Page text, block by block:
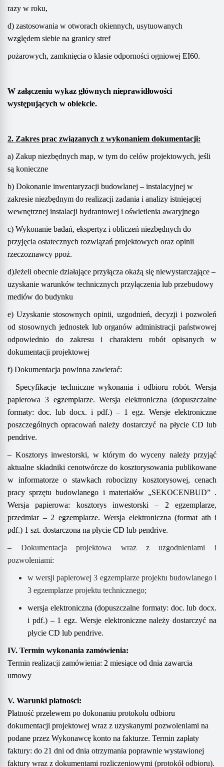
razy w roku,
d) zastosowania w otworach okiennych, usytuowanych
względem siebie na granicy stref
pożarowych, zamknięcia o klasie odporności ogniowej EI60.
W załączeniu wykaz głównych nieprawidłowości
występujących w obiekcie.
2. Zakres prac związanych z wykonaniem dokumentacji:
a) Zakup niezbędnych map, w tym do celów projektowych, jeśli
są konieczne
b) Dokonanie inwentaryzacji budowlanej – instalacyjnej w
zakresie niezbędnym do realizacji zadania i analizy istniejącej
wewnętrznej instalacji hydrantowej i oświetlenia awaryjnego
c) Wykonanie badań, ekspertyz i obliczeń niezbędnych do
przyjęcia ostatecznych rozwiązań projektowych oraz opinii
rzeczoznawcy ppoż.
d)Jeżeli obecnie działające przyłącza okażą się niewystarczające –
uzyskanie warunków technicznych przyłączenia lub przebudowy
mediów do budynku
e)Uzyskaniestosownych opinii, uzgodnień, decyzji i pozwoleń
od stosownych jednostek lub organów administracji państwowej
odpowiednio do zakresu i charakteru robót opisanych w
dokumentacji projektowej
f) Dokumentacja powinna zawierać:
– Specyfikacje techniczne wykonania i odbioru robót. Wersja
papierowa 3egzemplarze.Wersja elektroniczna (dopuszczalne
formaty: doc. lub docx. i pdf.) – 1 egz. Wersje elektroniczne
poszczególnych opracowań należy dostarczyć na płycie CD lub
pendrive.
– Kosztorys inwestorski, w którym do wyceny należy przyjąć
aktualne składniki cenotwórcze do kosztorysowania publikowane
w informatorze o stawkach robocizny kosztorysowej, cenach
pracy sprzętu budowlanego i materiałów„SEKOCENBUD”.
Wersja papierowa: kosztorys inwestorski – 2 egzemplarze,
przedmiar – 2 egzemplarze. Wersja elektroniczna (format ath i
pdf.) 1 szt. dostarczona na płycie CD lub pendrive.
– Dokumentacja projektowawraz z uzgodnieniamii
pozwoleniami:
w wersji papierowej 3 egzemplarze projektu budowlanego i
3 egzemplarze projektu technicznego;
wersja elektroniczna (dopuszczalne formaty: doc. lub docx.
i pdf.) – 1 egz. Wersje elektroniczne należy dostarczyć na
płycie CD lub pendrive.
IV. Termin wykonania zamówienia:
Termin realizacji zamówienia: 2 miesiące od dnia zawarcia
umowy
V. Warunki płatności:
Płatność przelewem po dokonaniu protokołu odbioru
dokumentacji projektowej wraz z uzyskanymi pozwoleniami na
podane przez Wykonawcę konto na fakturze. Termin zapłaty
faktury: do 21 dni od dnia otrzymania poprawnie wystawionej
faktury wraz z dokumentami rozliczeniowymi (protokół odbioru).